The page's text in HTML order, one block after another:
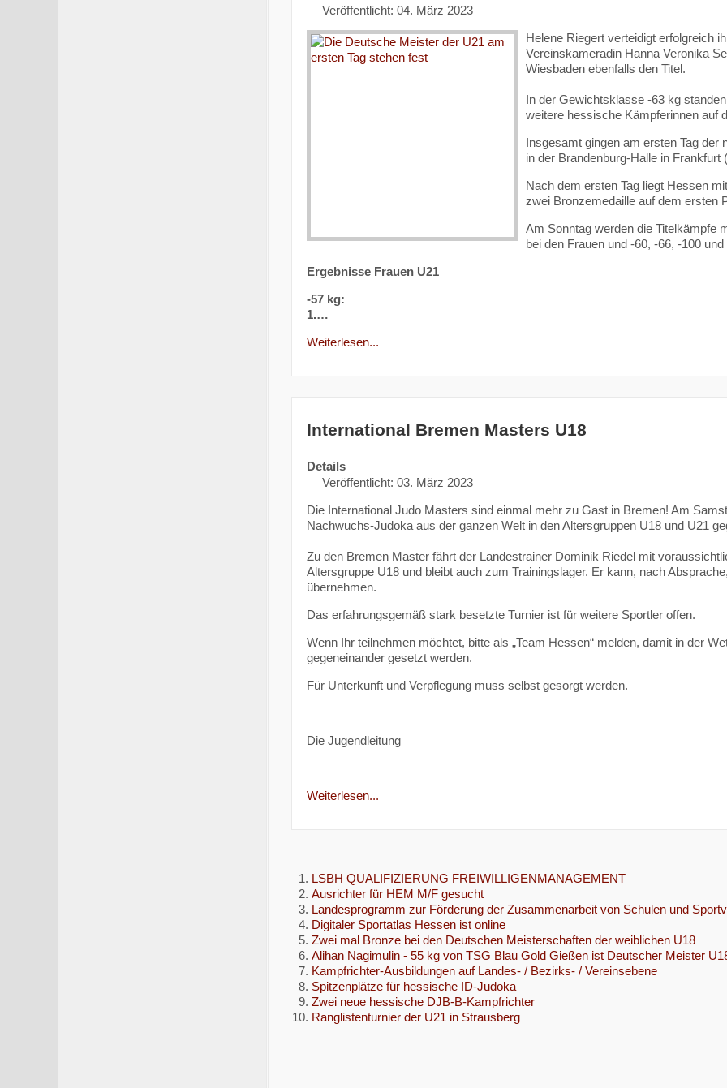
Veröffentlicht: 04. März 2023
Helene Riegert verteidigt erfolgreich
Vereinskameradin Hanna Veronika
Wiesbaden ebenfalls den Titel.
In der Gewichtsklasse -63 kg
weitere hessische Kämpferinnen auf
Insgesamt gingen am ersten Tag der
in der Brandenburg-Halle in Frankfurt
Nach dem ersten Tag liegt Hessen
zwei Bronzemedaille auf dem ersten
Am Sonntag werden die Titelkämpfe
bei den Frauen und -60, -66, -100
Ergebnisse Frauen U21
-57 kg:
1.…
Weiterlesen...
International Bremen Masters U18
Details
Veröffentlicht: 03. März 2023
Die International Judo Masters sind einmal mehr zu Gast in Bremen! Am
Nachwuchs-Judoka aus der ganzen Welt in den Altersgruppen U18 und U21
Zu den Bremen Master fährt der Landestrainer Dominik Riedel mit
Altersgruppe U18 und bleibt auch zum Trainingslager. Er kann, nach
übernehmen.
Das erfahrungsgemäß stark besetzte Turnier ist für weitere Sportler offen.
Wenn Ihr teilnehmen möchtet, bitte als „Team Hessen“ melden, damit in der
gegeneinander gesetzt werden.
Für Unterkunft und Verpflegung muss selbst gesorgt werden.
Die Jugendleitung
Weiterlesen...
LSBH QUALIFIZIERUNG FREIWILLIGENMANAGEMENT
Ausrichter für HEM M/F gesucht
Landesprogramm zur Förderung der Zusammenarbeit von Schulen und
Digitaler Sportatlas Hessen ist online
Zwei mal Bronze bei den Deutschen Meisterschaften der weiblichen U18
Alihan Nagimulin - 55 kg von TSG Blau Gold Gießen ist Deutscher Meister
Kampfrichter-Ausbildungen auf Landes- / Bezirks- / Vereinsebene
Spitzenplätze für hessische ID-Judoka
Zwei neue hessische DJB-B-Kampfrichter
Ranglistenturnier der U21 in Strausberg